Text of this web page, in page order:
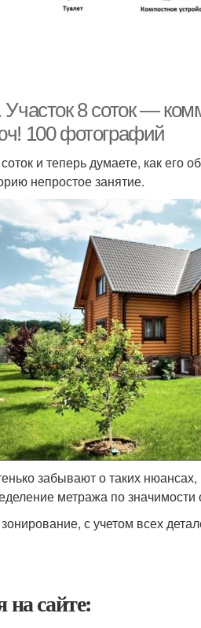
Участок 8 соток —
100 фотографий
и теперь думаете, как его
непростое занятие.
забывают о таких
метража по значимости
с учетом всех
на сайте: